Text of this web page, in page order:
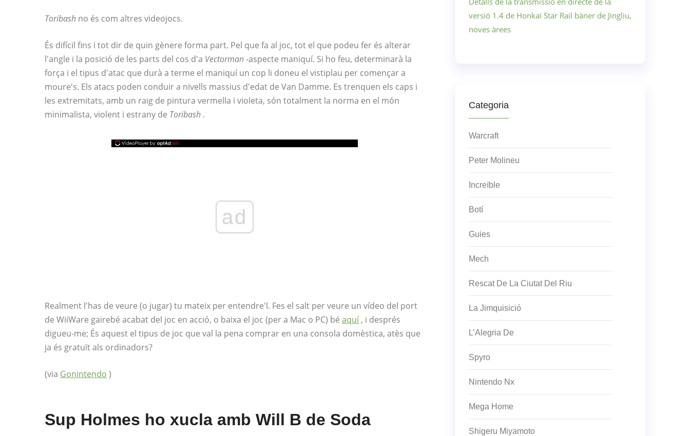
Toribash no és com altres videojocs.
És difícil fins i tot dir de quin gènere forma part. Pel que fa al joc, tot el que podeu fer és alterar
l'angle i la posició de les parts del cos d'a Vectorman-aspecte maniquí. Si ho feu, determinarà la
força i el tipus d'atac que durà a terme el maniquí un cop li doneu el vistiplau per començar a
moure's. Els atacs poden conduir a nivells massius d'edat de Van Damme. Es trenquen els caps i
les extremitats, amb un raig de pintura vermella i violeta, són totalment la norma en el món
minimalista, violent i estrany de Toribash .
ad
Realment l'has de veure (o jugar) tu mateix per entendre'l. Fes el salt per veure un vídeo del port
de WiiWare gairebé acabat del joc en acció, o baixa el joc (per a Mac o PC) bé aquí, i després
digueu-me; És aquest el tipus de joc que val la pena comprar en una consola domèstica, atès que
ja és gratuït als ordinadors?
(via Gonintendo )
Sup Holmes ho xucla amb Will B de Soda
versió 1.4 de Honkai Star Rail bàner de Jingliu,
noves àrees
Categoria
Warcraft
Peter Molineu
Increïble
Botí
Guies
Mech
Rescat De La Ciutat Del Riu
La Jimquisició
L’Alegria De
Spyro
Nintendo Nx
Mega Home
Shigeru Miyamoto